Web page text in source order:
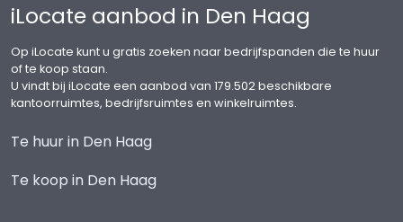
€ 995.000,-- kosten koper
Kadastrale gegevens:
grootte 55m²
iLocate aanbod in Den Haag
Op iLocate kunt u gratis zoeken naar bedrijfspanden die te huur
of te koop staan.
U vindt bij iLocate een aanbod van 179.502 beschikbare
kantoorruimtes, bedrijfsruimtes en winkelruimtes.
Te huur in Den Haag
Te koop in Den Haag